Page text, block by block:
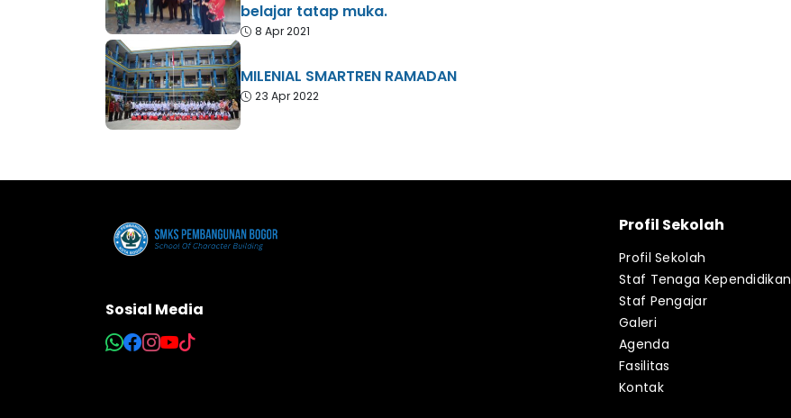
belajar tatap muka.
8 Apr 2021
MILENIAL SMARTREN RAMADAN
23 Apr 2022
Sosial Media
Profil Sekolah
Profil Sekolah
Staf Tenaga Kependidikan
Staf Pengajar
Galeri
Agenda
Fasilitas
Kontak